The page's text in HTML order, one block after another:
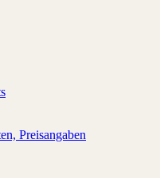
Preisangaben